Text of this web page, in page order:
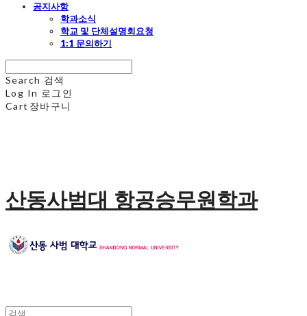
공지사항
학과소식
학교 및 단체설명회요청
1:1 문의하기
Search 검색
Log In 로그인
Cart 장바구니
산동사범대 항공승무원학과